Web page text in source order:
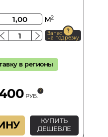
м2
Запас
на подрезку
в регионы
РУБ.
КУПИТЬ
ДЕШЕВЛЕ